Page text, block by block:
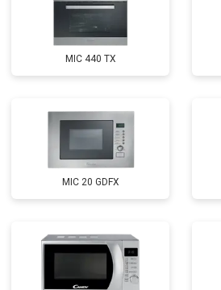
MIC 440 TX
MIC 20 GDFX